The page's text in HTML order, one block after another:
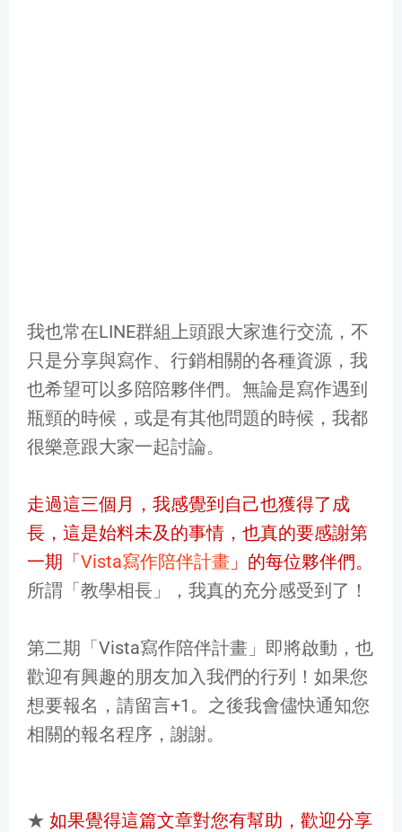
我也常在LINE群組上頭跟大家進行交流，不
只是分享與寫作、行銷相關的各種資源，我
也希望可以多陪陪夥伴們。無論是寫作遇到
瓶頸的時候，或是有其他問題的時候，我都
很樂意跟大家一起討論。
走過這三個月，我感覺到自己也獲得了成
長，這是始料未及的事情，也真的要感謝第
一期「Vista寫作陪伴計畫 」的每位夥伴們。
所謂「教學相長」，我真的充分感受到了！
第二期「Vista寫作陪伴計畫」即將啟動，也
歡迎有興趣的朋友加入我們的行列！如果您
想要報名，請留言+1。之後我會儘快通知您
相關的報名程序，謝謝。
★ 如果覺得這篇文章對您有幫助，歡迎分享